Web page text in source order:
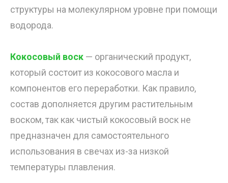
структуры на молекулярном уровне при помощи
водорода.
Кокосовый воск — органический продукт,
который состоит из кокосового масла и
компонентов его переработки. Как правило,
состав дополняется другим растительным
воском, так как чистый кокосовый воск не
предназначен для самостоятельного
использования в свечах из-за низкой
температуры плавления.